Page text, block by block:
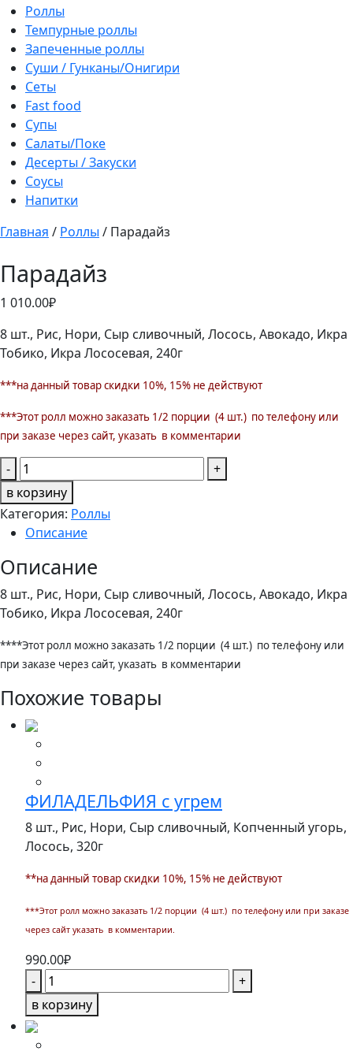
Primary
Menu
Роллы
Темпурные роллы
Запеченные роллы
Суши / Гунканы/Онигири
Сеты
Fast food
Супы
Салаты/Поке
Десерты / Закуски
Соусы
Напитки
Главная / Роллы / Парадайз
Парадайз
1 010.00₽
8 шт., Рис, Нори, Сыр сливочный, Лосось, Авокадо, Икра
Тобико, Икра Лососевая, 240г
***на данный товар скидки 10%, 15% не действуют
***Этот ролл можно заказать 1/2 порции (4 шт.) по телефону или
при заказе через сайт, указать в комментарии
-
Количество
товара
Парадайз
+
в корзину
Категория: Роллы
Описание
Описание
8 шт., Рис, Нори, Сыр сливочный, Лосось, Авокадо, Икра
Тобико, Икра Лососевая, 240г
****Этот ролл можно заказать 1/2 порции (4 шт.) по телефону или
при заказе через сайт, указать в комментарии
Похожие товары
ФИЛАДЕЛЬФИЯ с угрем
8 шт., Рис, Нори, Сыр сливочный, Копченный угорь,
Лосось, 320г
**на данный товар скидки 10%, 15% не действуют
***Этот ролл можно заказать 1/2 порции (4 шт.) по телефону или при заказе
через сайт указать в комментарии.
990.00₽
-
Количество
товара
ФИЛАДЕЛЬФИЯ
+
в корзину